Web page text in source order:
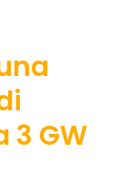
3 GW